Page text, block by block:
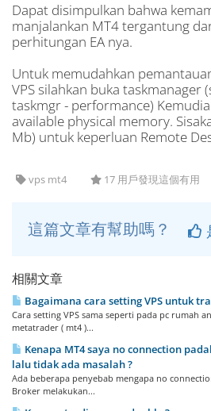
Dapat disimpulkan bahwa
manjalankan MT4 tergantung
perhitungan EA nya.
Untuk memudahkan
VPS silahkan buka taskmanager
taskmgr - performance)
available physical memory.
Mb) untuk keperluan Remote
vps mt4 17 用戶發現這個有用
這篇文章有幫助嗎？
相關文章
Bagaimana cara setting VPS untuk
Cara setting VPS sama seperti pada pc rumah
metatrader ( mt4 )...
Kenapa MT4 saya no connection
lalu tidak ada masalah ?
Ada beberapa penyebab mengapa no
Broker melakukan...